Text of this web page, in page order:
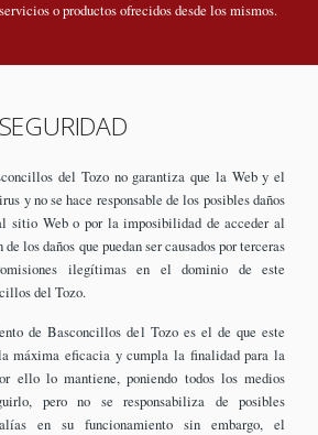
o productos ofrecidos desde los mismos.
del Tozo no garantiza que la Web y el
y no se hace responsable de los posibles daños
sitio Web o por la imposibilidad de acceder al
los daños que puedan ser causados por terceras
ilegítimas en el dominio de este
del Tozo.
de Basconcillos del Tozo es el de que este
máxima eficacia y cumpla la finalidad para la
ello lo mantiene, poniendo todos los medios
pero no se responsabiliza de posibles
en su funcionamiento sin embargo, el